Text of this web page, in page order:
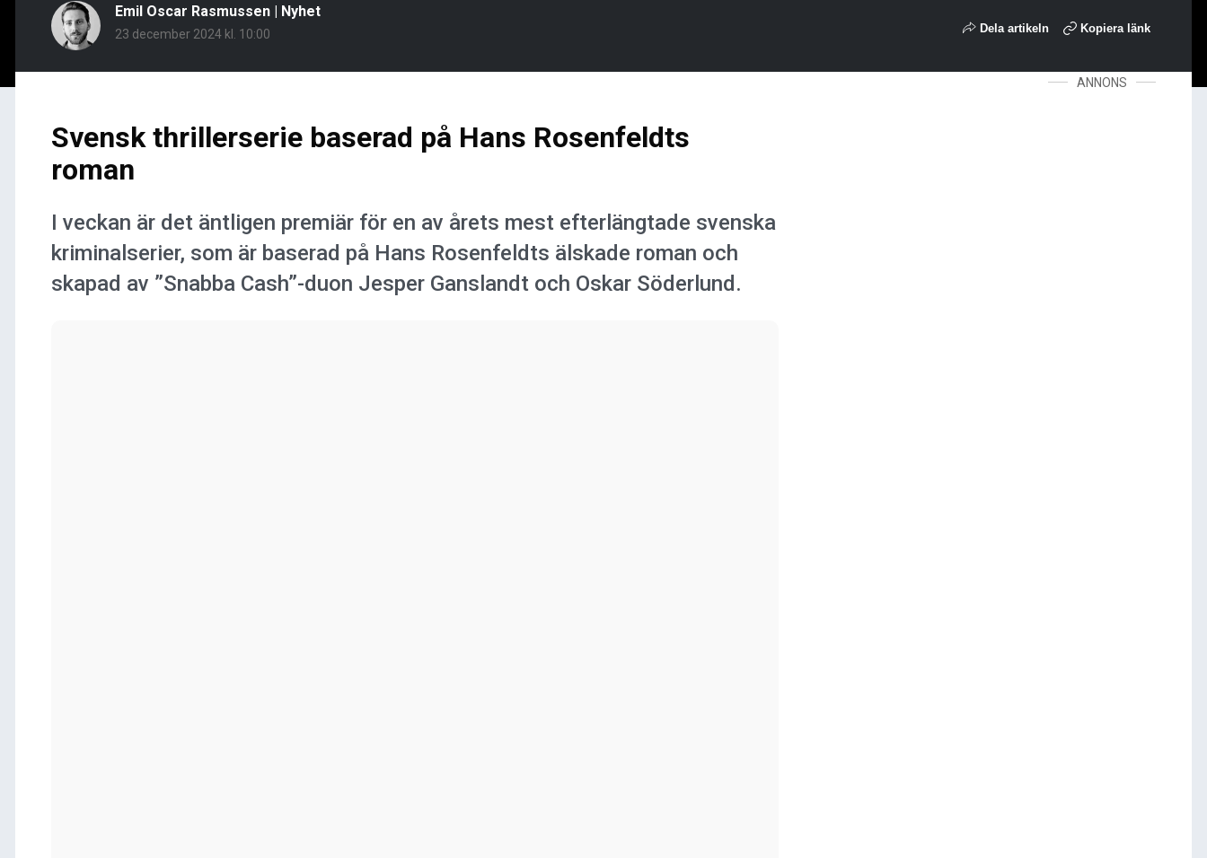
Emil Oscar Rasmussen | Nyhet
23 december 2024 kl. 10:00 Dela artikeln Kopiera länk
Svensk thrillerserie baserad på Hans Rosenfeldts
roman
I veckan är det äntligen premiär för en av årets mest efterlängtade svenska
kriminalserier, som är baserad på Hans Rosenfeldts älskade roman och
skapad av ”Snabba Cash”-duon Jesper Ganslandt och Oskar Söderlund.
ANNONS